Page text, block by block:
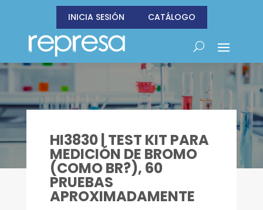
INICIA SESIÓN CATÁLOGO
HI3830 | TEST KIT PARA
MEDICIÓN DE BROMO
(COMO BR?), 60
PRUEBAS
APROXIMADAMENTE